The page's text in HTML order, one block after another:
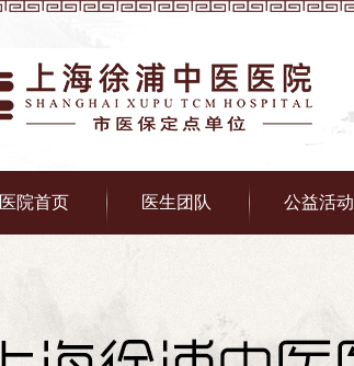
医院首页 医生团队 公益活动